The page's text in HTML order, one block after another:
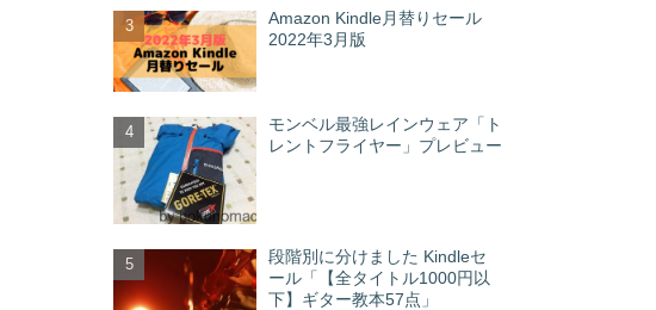
Amazon Kindle月替りセール
2022年3月版
モンベル最強レインウェア「ト
レントフライヤー」プレビュー
段階別に分けました Kindleセ
ール「【全タイトル1000円以
下】ギター教本57点」